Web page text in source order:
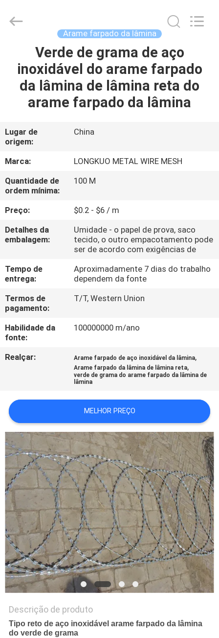
CASA
PRODUTOS
SOBRE
NÓS
EXCURSÃO
DA
FÁBRICA
DA
QUALIDADE
CONTATE-
NOS
CITAÇÕES
MAPA
DO
SITE
PRIVACY
POLICY
Enterprise
Management
Arame farpado da lâmina
Verde de grama de aço
inoxidável do arame farpado
da lâmina de lâmina reta do
arame farpado da lâmina
Lugar de
origem:
China
Marca:
LONGKUO METAL WIRE MESH
Quantidade de
ordem mínima:
100 M
Preço:
$0.2 - $6 / m
Detalhes da
embalagem:
Umidade - o papel de prova, saco
tecido, o outro empacotamento pode
ser de acordo com exigências de
Tempo de
entrega:
Aproximadamente 7 dias do trabalho
dependem da fonte
Termos de
pagamento:
T/T, Western Union
Habilidade da
fonte:
100000000 m/ano
Realçar: Arame farpado de aço inoxidável da lâmina,
Arame farpado da lâmina de lâmina reta,
verde de grama do arame farpado da lâmina de
lâmina
MELHOR PREÇO
Descrição de produto
Tipo reto de aço inoxidável arame farpado da lâmina
do verde de grama